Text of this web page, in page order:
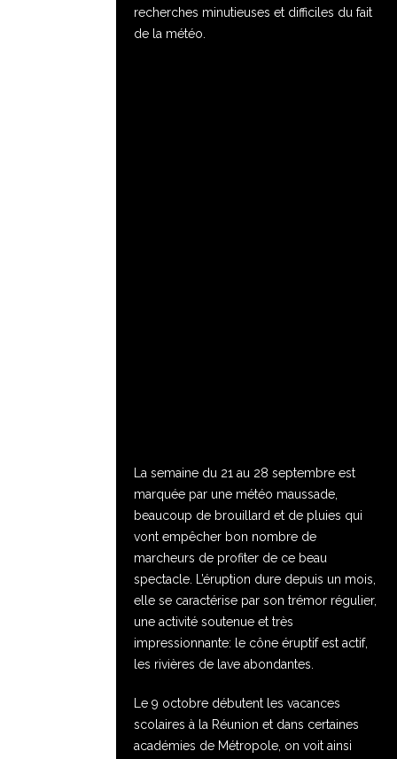
recherches minutieuses et difficiles du fait
de la météo.
La semaine du 21 au 28 septembre est
marquée par une météo maussade,
beaucoup de brouillard et de pluies qui
vont empêcher bon nombre de
marcheurs de profiter de ce beau
spectacle. L’éruption dure depuis un mois,
elle se caractérise par son trémor régulier,
une activité soutenue et très
impressionnante: le cône éruptif est actif,
les rivières de lave abondantes.
Le 9 octobre débutent les vacances
scolaires à la Réunion et dans certaines
académies de Métropole, on voit ainsi